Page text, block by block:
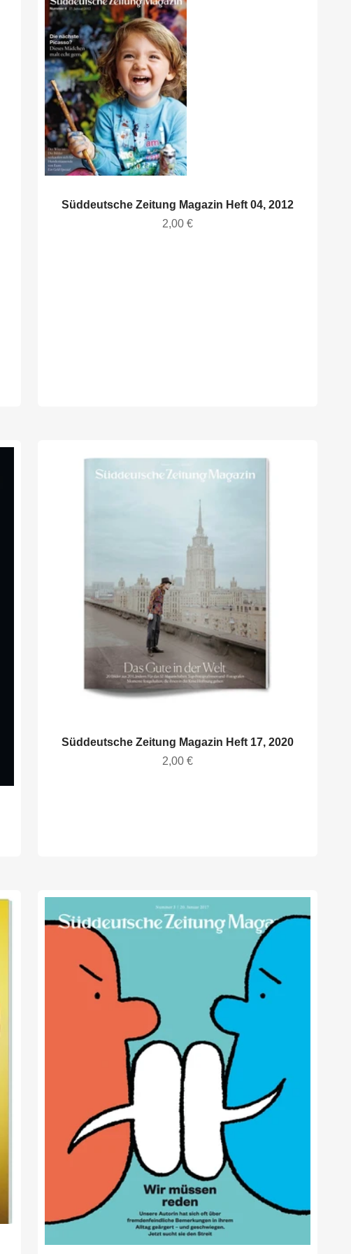
Süddeutsche Zeitung Magazin Heft 04, 2012
Angebot
2,00 €
Süddeutsche Zeitung Magazin Heft 17, 2020
Angebot
2,00 €